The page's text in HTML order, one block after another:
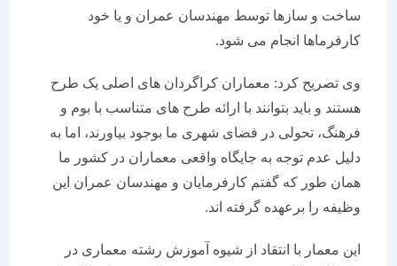
ساخت و سازها توسط مهندسان عمران و یا خود
کارفرماها انجام می شود.
وی تصریح کرد: معماران کراگردان های اصلی یک طرح
هستند و باید بتوانند با ارائه طرح های متناسب با بوم و
فرهنگ، تحولی در فضای شهری ما بوجود بیاورند، اما به
دلیل عدم توجه به جایگاه واقعی معماران در کشور ما
همان طور که گفتم کارفرمایان و مهندسان عمران این
وظیفه را برعهده گرفته اند.
این معمار با انتقاد از شیوه آموزش رشته معماری در